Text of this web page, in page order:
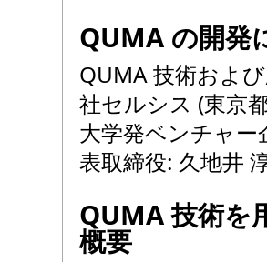
QUMA の開発
QUMA 技術およ
社セルシス (東京
大学発ベンチャー
表取締役: 久地井
QUMA 技術を
概要